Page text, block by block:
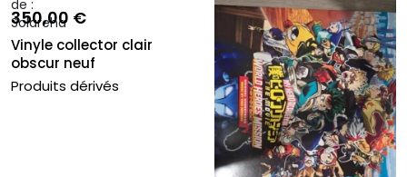
350,00 €
Vinyle collector clair
obscur neuf
Produits dérivés